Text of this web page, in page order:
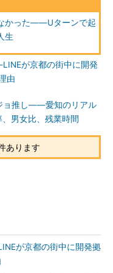
ました。
になる親が4人も近くに
がすぐれなかったり、子
て任せて、仕事に専念で
と思うと、ゾッとしま
のことを書きました
「メディアドゥ」や「ワ
いよね。でも扱える事
ラ企業の社長がLPWA
かった――Uターンで起
生
が京都の街中に開発
由
ョ推し――愛知のリアル
男女比、残業時間
あります
が京都の街中に開発拠